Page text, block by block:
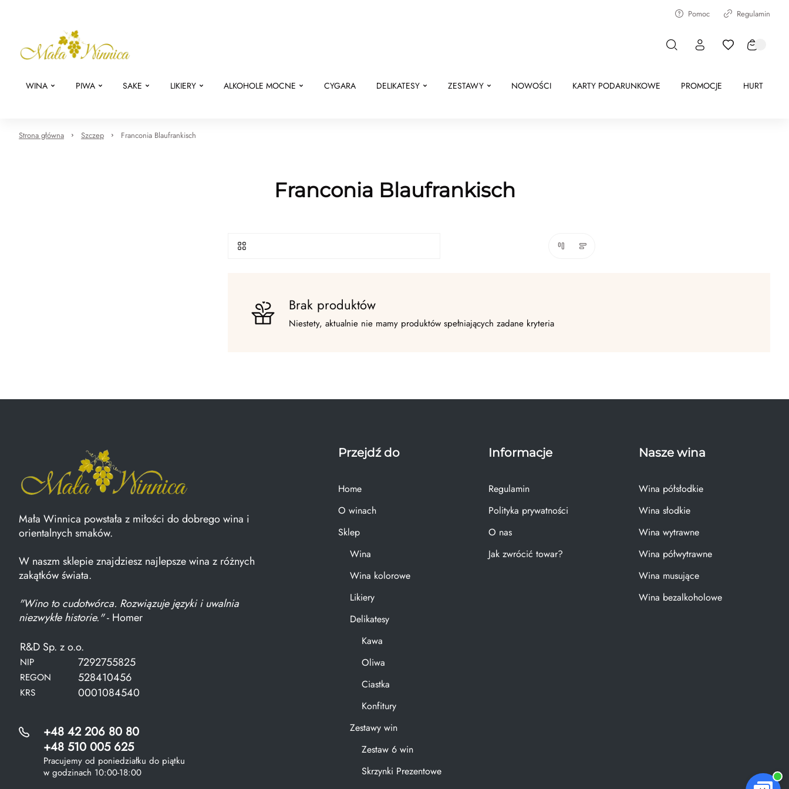
Pomoc Regulamin
WINA PIWA SAKE LIKIERY ALKOHOLE MOCNE CYGARA DELIKATESY ZESTAWY NOWOŚCI KARTY PODARUNKOWE PROMOCJE HURT
Strona główna Szczep Franconia Blaufrankisch
Franconia Blaufrankisch
Brak produktów
Niestety, aktualnie nie mamy produktów spełniających zadane kryteria
Mała Winnica powstała z miłości do dobrego wina i
orientalnych smaków.
W naszm sklepie znajdziesz najlepsze wina z różnych
zakątków świata.
"Wino to cudotwórca. Rozwiązuje języki i uwalnia
niezwykłe historie."- Homer
R&D Sp. z o.o.
NIP 7292755825
REGON 528410456
KRS 0001084540
+48 42 206 80 80
+48 510 005 625
Pracujemy od poniedziałku do piątku
w godzinach 10:00-18:00
Przejdź do
Home
O winach
Sklep
Wina
Wina kolorowe
Likiery
Delikatesy
Kawa
Oliwa
Ciastka
Konfitury
Zestawy win
Zestaw 6 win
Skrzynki Prezentowe
Informacje
Regulamin
Polityka prywatności
O nas
Jak zwrócić towar?
Nasze wina
Wina półsłodkie
Wina słodkie
Wina wytrawne
Wina półwytrawne
Wina musujące
Wina bezalkoholowe